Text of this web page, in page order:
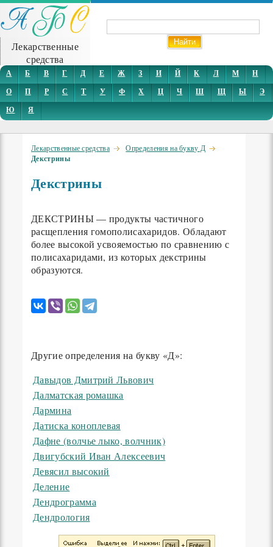
Лекарственные
средства
А Б В Г Д Е Ж З И Й К Л М
Н
О
П Р С Т У Ф Х Ц Ч Ш Щ Ы
Э
Ю
Я
Лекарственные средства Определения на букву Д
Декстрины
Декстрины
ДЕКСТРИНЫ — продукты частичного
расщепления гомополисахаридов. Обладают
более высокой усвояемостью по сравнению с
полисахаридами, из которых декстрины
образуются.
Другие определения на букву «Д»:
Давыдов Дмитрий Львович
Далматская ромашка
Дармина
Датиска коноплевая
Дафне (волчье лыко, волчник)
Двигубский Иван Алексеевич
Девясил высокий
Деление
Дендрограмма
Дендрология